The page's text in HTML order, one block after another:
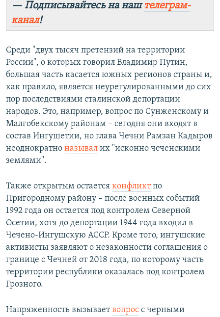
— Подписывайтесь на наштелеграм-
канал!
Среди "двух тысяч претензий на территории
России", о которых говорил Владимир Путин,
большая часть касается южных регионов страны и,
как правило, является неурегулированными до сих
пор последствиями сталинской депортации
народов. Это, например, вопрос по Сунженскому и
Малгобекскому районам – сегодня они входят в
состав Ингушетии, но глава Чечни Рамзан Кадыров
неоднократно называл их "исконно чеченскими
землями".
Также открытым остается конфликтпо
Пригородному району – после военных событий
1992 года он остается под контролем Северной
Осетии, хотя до депортации 1944 года входил в
Чечено-Ингушскую АССР. Кроме того, ингушские
активисты заявляют о незаконности соглашения о
границе с Чечней от 2018 года, по которому часть
территории республики оказалась под контролем
Грозного.
Напряженность вызываетвопрос с черными